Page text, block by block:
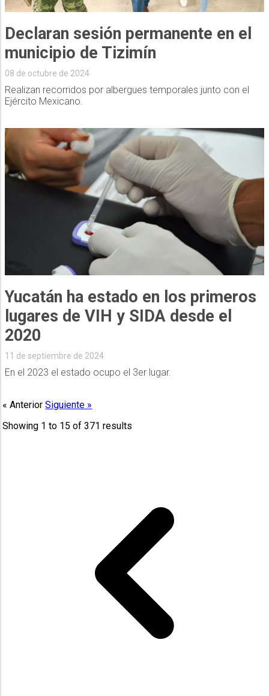
Declaran sesión permanente en el
municipio de Tizimín
08 de octubre de 2024
Realizan recorridos por albergues temporales junto con el
Ejército Mexicano.
Yucatán ha estado en los primeros
lugares de VIH y SIDA desde el
2020
11 de septiembre de 2024
En el 2023 el estado ocupo el 3er lugar.
« AnteriorSiguiente »
Showing 1 to 15 of371 results